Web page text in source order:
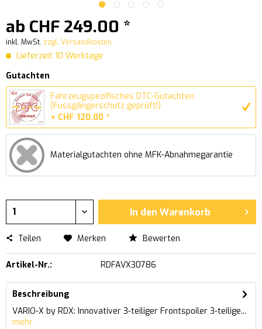
ab CHF 249.00 *
inkl. MwSt. zzgl. Versandkosten
Lieferzeit 10 Werktage
Gutachten
Fahrzeugspezifisches DTC-Gutachten
(Fussgängerschutz geprüft!)
+ CHF 120.00 *
Materialgutachten ohne MFK-Abnahmegarantie
In den Warenkorb
Teilen Merken Bewerten
Artikel-Nr.: RDFAVX30786
Beschreibung
VARIO-X by RDX: Innovativer 3-teiliger Frontspoiler 3-teilige...
mehr